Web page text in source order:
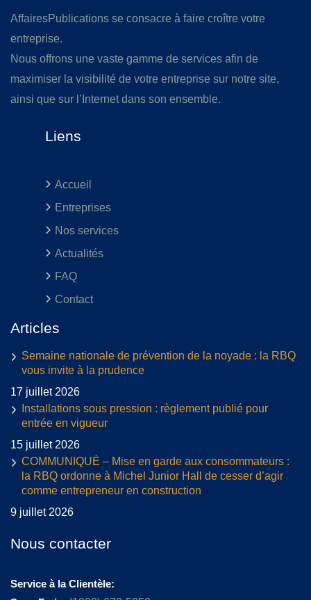
AffairesPublications se consacre à faire croître votre
entreprise.
Nous offrons une vaste gamme de services afin de
maximiser la visibilité de votre entreprise sur notre site,
ainsi que sur l’Internet dans son ensemble.
Liens
Accueil
Entreprises
Nos services
Actualités
FAQ
Contact
Articles
Semaine nationale de prévention de la noyade : la RBQ
vous invite à la prudence
17 juillet 2026
Installations sous pression : règlement publié pour
entrée en vigueur
15 juillet 2026
COMMUNIQUÉ – Mise en garde aux consommateurs :
la RBQ ordonne à Michel Junior Hall de cesser d’agir
comme entrepreneur en construction
9 juillet 2026
Nous contacter
Service à la Clientèle: